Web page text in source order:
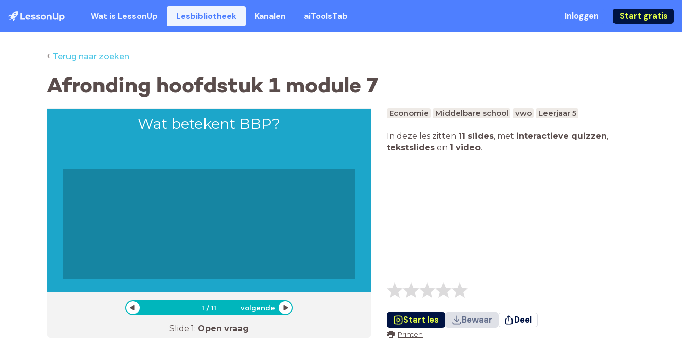
Wat is LessonUp Lesbibliotheek Kanalen aiToolsTab Inloggen Start gratis
‹ Terug naar zoeken
Afronding hoofdstuk 1 module 7
Wat betekent BBP?
1 /11 volgende
Slide 1: Open vraag
Economie Middelbare school vwo Leerjaar 5
In deze les zitten 11 slides, met interactieve quizzen,
tekstslides en 1 video.
Start les Bewaar Deel
Printen